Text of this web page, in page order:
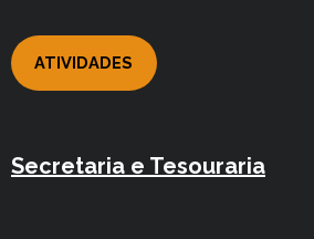
ATIVIDADES
Secretaria e Tesouraria